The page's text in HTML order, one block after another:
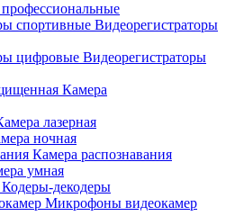
Видеорегистраторы
Видеорегистраторы
Камера
лазерная
ночная
Камера распознавания
умная
Кодеры-декодеры
Микрофоны видеокамер